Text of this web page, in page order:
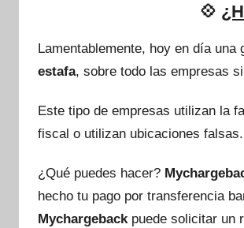
💠
Lamentablemente, hoy en día
estafa, sobre todo las empresas
Este tipo de empresas utilizan la
fiscal o utilizan ubicaciones
¿Qué puedes hacer?
hecho tu pago por transferencia
Mychargebackpuede solicitar un